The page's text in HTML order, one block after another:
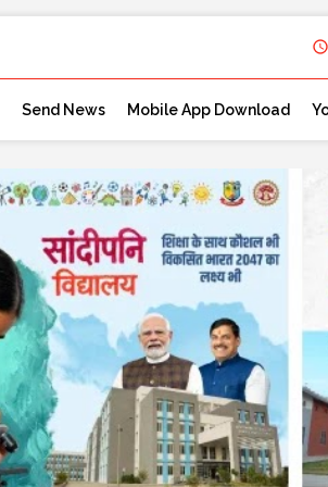
Send News Mobile App Download